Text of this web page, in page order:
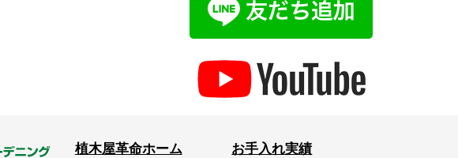
植木屋革命ホーム
お手入れ実績